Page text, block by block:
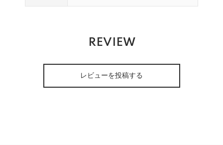
REVIEW
レビューを投稿する